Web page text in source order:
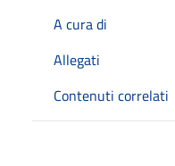
A cura di
Allegati
Contenuti correlati